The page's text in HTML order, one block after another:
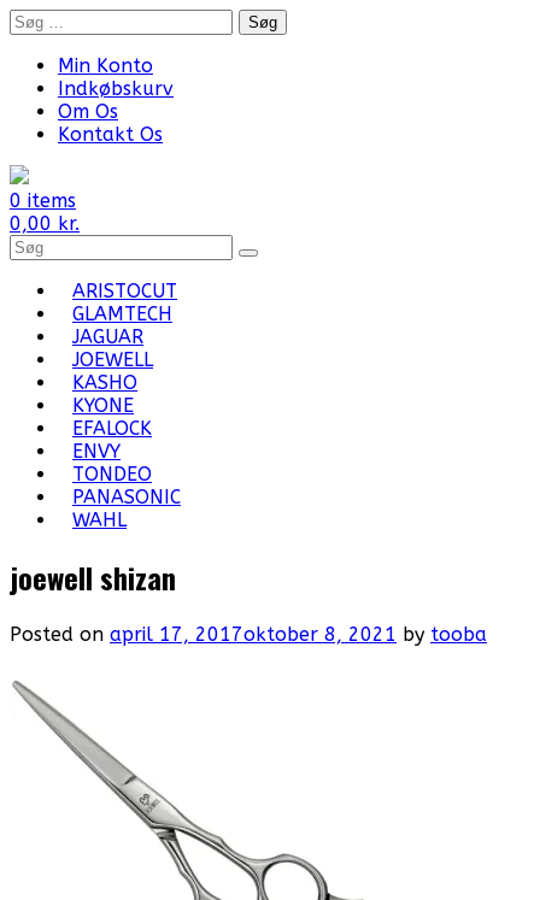
Skip
to
content
Søg
efter:
Min Konto
Indkøbskurv
Om Os
Kontakt Os
0 items
0,00 kr.
Search
for
Products:ARISTOCUT
GLAMTECH
JAGUAR
JOEWELL
KASHO
KYONE
EFALOCK
ENVY
TONDEO
PANASONIC
WAHL
joewell shizan
Posted on april 17, 2017oktober 8, 2021 by tooba